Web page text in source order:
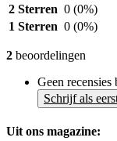
2 Sterren 0 (0%)
1 Sterren 0 (0%)
2 beoordelingen
Geen recensies
Schrijf als
Uit ons magazine: